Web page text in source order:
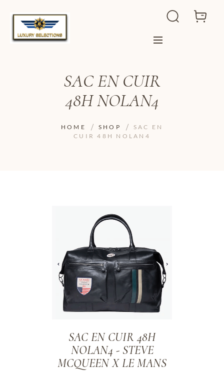
SAC EN CUIR
48H NOLAN4
HOME SHOP
SAC EN
CUIR 48H NOLAN4
SAC EN CUIR 48H
NOLAN4 - STEVE
MCQUEEN X LE MANS